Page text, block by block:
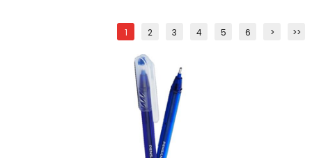
1 2 3 4 5 6 > >>